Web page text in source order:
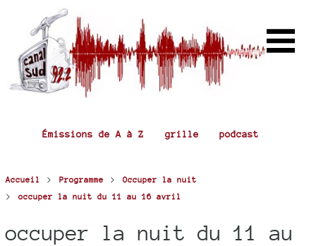
Émissions de A à Z grille podcast
Accueil > Programme >Occuper la nuit
> occuper la nuit du 11 au 16 avril
occuper la nuit du 11 au